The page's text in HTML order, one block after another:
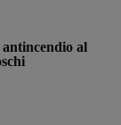
al